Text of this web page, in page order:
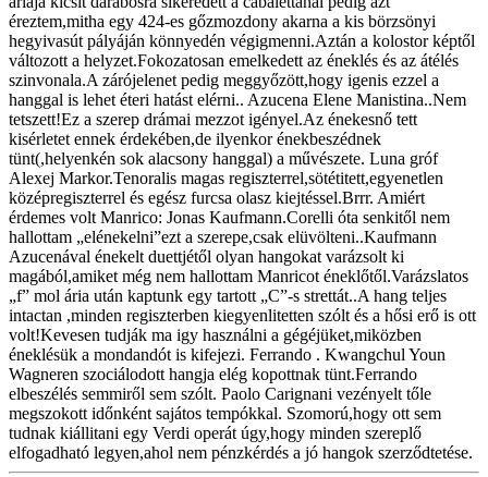
éreztem,mitha egy 424-es gőzmozdony akarna a kis börzsönyi
hegyivasút pályáján könnyedén végigmenni.Aztán a kolostor képtől
változott a helyzet.Fokozatosan emelkedett az éneklés és az átélés
szinvonala.A zárójelenet pedig meggyőzött,hogy igenis ezzel a
hanggal is lehet éteri hatást elérni.. Azucena Elene Manistina..Nem
tetszett!Ez a szerep drámai mezzot igényel.Az énekesnő tett
kisérletet ennek érdekében,de ilyenkor énekbeszédnek
tünt(,helyenkén sok alacsony hanggal) a művészete. Luna gróf
Alexej Markor.Tenoralis magas regiszterrel,sötétitett,egyenetlen
középregiszterrel és egész furcsa olasz kiejtéssel.Brrr. Amiért
érdemes volt Manrico: Jonas Kaufmann.Corelli óta senkitől nem
hallottam „elénekelni”ezt a szerepe,csak elüvölteni..Kaufmann
Azucenával énekelt duettjétől olyan hangokat varázsolt ki
magából,amiket még nem hallottam Manricot éneklőtől.Varázslatos
„f” mol ária után kaptunk egy tartott „C”-s strettát..A hang teljes
intactan ,minden regiszterben kiegyenlitetten szólt és a hősi erő is ott
volt!Kevesen tudják ma igy használni a gégéjüket,miközben
éneklésük a mondandót is kifejezi. Ferrando . Kwangchul Youn
Wagneren szociálodott hangja elég kopottnak tünt.Ferrando
elbeszélés semmiről sem szólt. Paolo Carignani vezényelt tőle
megszokott időnként sajátos tempókkal. Szomorú,hogy ott sem
tudnak kiállitani egy Verdi operát úgy,hogy minden szereplő
elfogadható legyen,ahol nem pénzkérdés a jó hangok szerződtetése.